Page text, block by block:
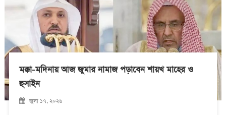
মক্কা-মদিনায় আজ জুমার নামাজ পড়াবেন শায়খ মাহের ও
হুসাইন
জুলা ১৭, ২০২৬